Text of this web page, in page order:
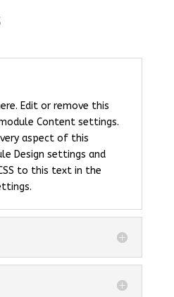
Edit or remove this
Content settings.
aspect of this
Design settings and
to this text in the